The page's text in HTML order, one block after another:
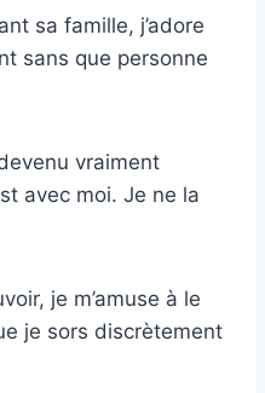
sa famille, j’adore
sans que personne
vraiment
avec moi. Je ne la
je m’amuse à le
je sors discrètement